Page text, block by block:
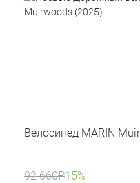
Велосипед MARIN
92 660₽15%